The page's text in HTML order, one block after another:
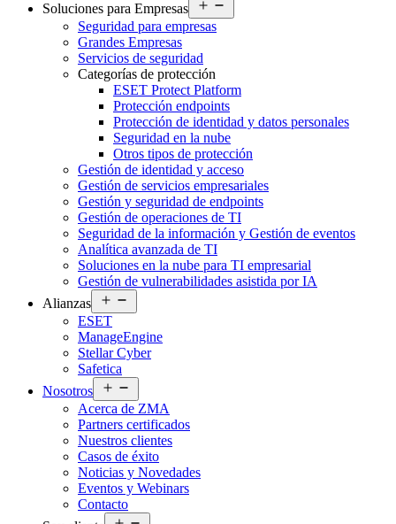
Soluciones para Empresas
el
Seguridad para empresas
Grandes Empresas
Servicios de seguridad
Categorías de protección
ESET Protect Platform
Protección endpoints
Protección de identidad y datos personales
Seguridad en la nube
Otros tipos de protección
Gestión de identidad y acceso
Gestión de servicios empresariales
Gestión y seguridad de endpoints
Gestión de operaciones de TI
Seguridad de la información y Gestión de eventos
Analítica avanzada de TI
Soluciones en la nube para TI empresarial
Gestión de vulnerabilidades asistida por IA
Alianzas
el
ESET
ManageEngine
Stellar Cyber
Safetica
Nosotros
el
menú
Acerca de ZMA
Partners certificados
Nuestros clientes
Casos de éxito
Noticias y Novedades
Eventos y Webinars
Contacto